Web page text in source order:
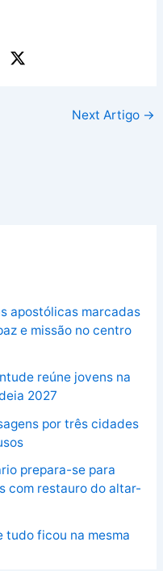
Next Artigo →
apostólicas marcadas
e missão no centro
reúne jovens na
2027
por três cidades
prepara-se para
com restauro do altar-
tudo ficou na mesma